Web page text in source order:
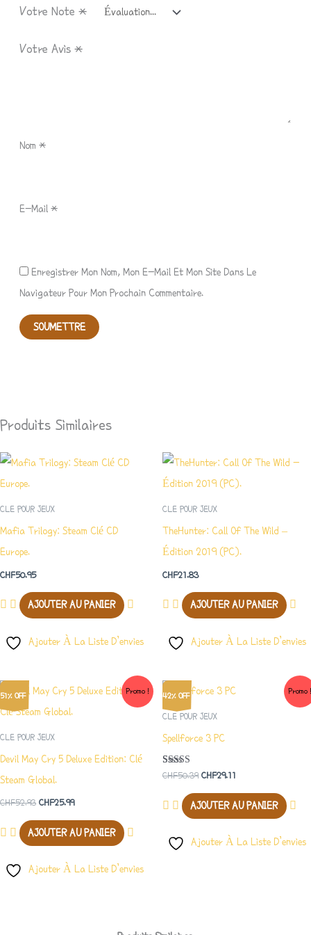
Votre Note*
Votre Avis*
Nom*
E-Mail*
Enregistrer Mon Nom, Mon E-Mail Et Mon Site Dans Le
Navigateur Pour Mon Prochain Commentaire.
Produits Similaires
CLE POUR JEUX
Mafia Trilogy: Steam Clé CD
Europe.
CHF50.95
AJOUTER AU PANIER
Ajouter À La Liste D’envies
CLE POUR JEUX
TheHunter: Call Of The Wild –
Édition 2019 (PC).
CHF21.83
AJOUTER AU PANIER
Ajouter À La Liste D’envies
51% OFF
Promo !
CLE POUR JEUX
Devil May Cry 5 Deluxe Edition: Clé
Steam Global.
CHF52.93
Le
Prix
Initial
CHF52.93.
CHF25.99
Le
AJOUTER AU PANIER
Ajouter À La Liste D’envies
42% OFF
Promo !
CLE POUR JEUX
Spellforce 3 PC
Note
CHF50.39
Initial
CHF50.39.
CHF29.11
AJOUTER AU PANIER
Ajouter À La Liste D’envies